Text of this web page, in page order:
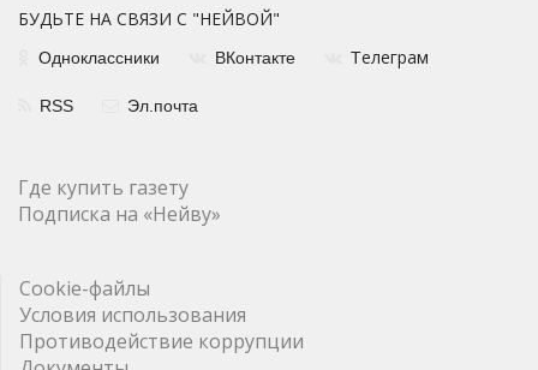
БУДЬТЕ НА СВЯЗИ С "НЕЙВОЙ"
Одноклассники ВКонтакте Телеграм
RSS Эл.почта
Где купить газету
Подписка на «Нейву»
Cookie-файлы
Условия использования
Противодействие коррупции